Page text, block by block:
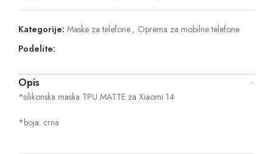
Kategorije: Maske za telefone, Oprema za mobilne telefone
Podelite:
Opis
*silikonska maska TPU MATTE za Xiaomi 14
*boja: crna